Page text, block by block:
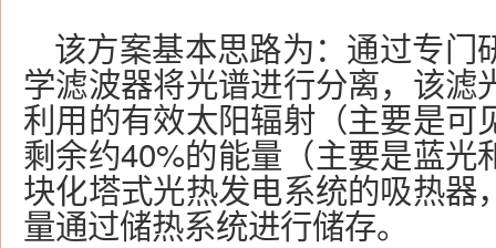
该方案基本思路为：通过专门
学滤波器将光谱进行分离，该滤
利用的有效太阳辐射（主要是可
剩余约40%的能量（主要是蓝光
块化塔式光热发电系统的吸热器
量通过储热系统进行储存。